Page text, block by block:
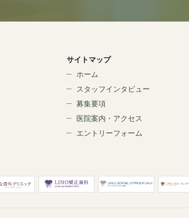
サイトマップ
ホーム
スタッフインタビュー
募集要項
医院案内・アクセス
エントリーフォーム